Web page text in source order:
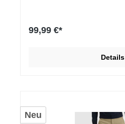
99,99 €*
Details
Neu